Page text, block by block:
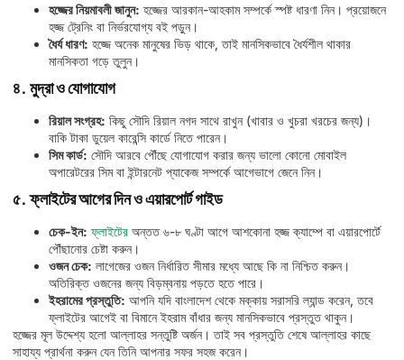
হজ্জের নিয়মাবলী জানুন: হজ্জের আরকান-আহকাম সম্পর্কে স্পষ্ট ধারণা নিন। প্রয়োজনে
হজ্জ ট্রেনিং বা নির্ভরযোগ্য বই পড়ুন।
ধৈর্য ধারণ: হজ্জে অনেক মানুষের ভিড় থাকে, তাই মানসিকভাবে ধৈর্যশীল থাকার
মানসিকতা গড়ে তুলুন।
৪. মুদ্রা ও যোগাযোগ
রিয়াল সংগ্রহ: কিছু সৌদি রিয়াল নগদ সাথে রাখুন (খাবার ও খুচরা খরচের জন্য)।
বাকি টাকা ডুয়েল কারেন্সি কার্ডে নিতে পারেন।
সিম কার্ড: সৌদি আরবে পৌঁছে যোগাযোগ করার জন্য ভালো কোনো মোবাইল
অপারেটরের সিম বা ইন্টারনেট প্যাকেজ সম্পর্কে আগেভাগে জেনে নিন।
৫. ফ্লাইটের আগের দিন ও এয়ারপোর্ট গাইড
চেক-ইন: ফ্লাইটের অন্তত ৬-৮ ঘণ্টা আগে আশকোনা হজ্জ ক্যাম্পে বা এয়ারপোর্টে
পৌঁছানোর চেষ্টা করুন।
ওজন চেক: লাগেজের ওজন নির্ধারিত সীমার মধ্যে আছে কি না নিশ্চিত করুন।
অতিরিক্ত ওজনের জন্য বিড়ম্বনায় পড়তে হতে পারে।
ইহরামের প্রস্তুতি: আপনি যদি বাংলাদেশ থেকে মক্কায় সরাসরি ল্যান্ড করেন, তবে
ফ্লাইটের আগেই বা বিমানে ইহরাম বাঁধার জন্য মানসিকভাবে প্রস্তুত থাকুন।
হজ্জের মূল উদ্দেশ্য হলো আল্লাহর সন্তুষ্টি অর্জন। তাই সব প্রস্তুতি শেষে আল্লাহর কাছে
সাহায্য প্রার্থনা করুন যেন তিনি আপনার সফর সহজ করেন।